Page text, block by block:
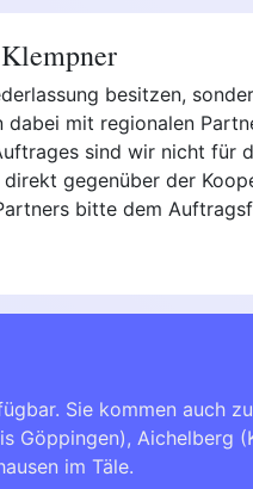
besitzen,
mit regionalen
sind wir nicht für
gegenüber der
bitte dem
Sie kommen auch
Göppingen) , Aichelberg
im Täle.